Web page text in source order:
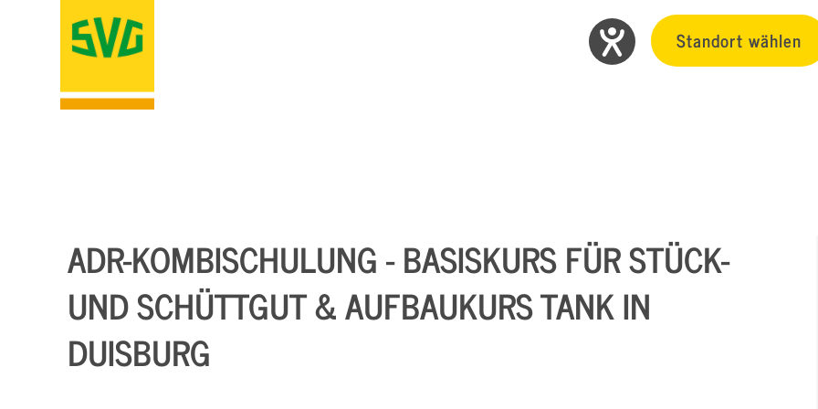
Standort wählen
ADR-KOMBISCHULUNG - BASISKURS FÜR STÜCK-
UND SCHÜTTGUT & AUFBAUKURS TANK IN
DUISBURG